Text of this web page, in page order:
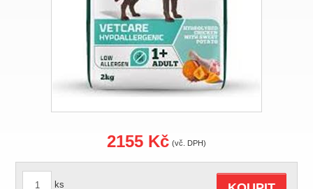
2155 Kč (vč. DPH)
ks